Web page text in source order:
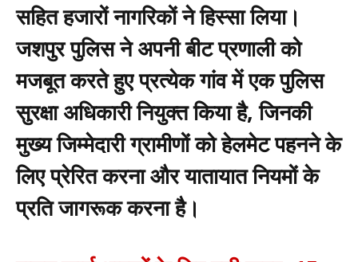
सहित हजारों नागरिकों ने हिस्सा लिया।
जशपुर पुलिस ने अपनी बीट प्रणाली को
मजबूत करते हुए प्रत्येक गांव में एक पुलिस
सुरक्षा अधिकारी नियुक्त किया है, जिनकी
मुख्य जिम्मेदारी ग्रामीणों को हेलमेट पहनने के
लिए प्रेरित करना और यातायात नियमों के
प्रति जागरूक करना है।